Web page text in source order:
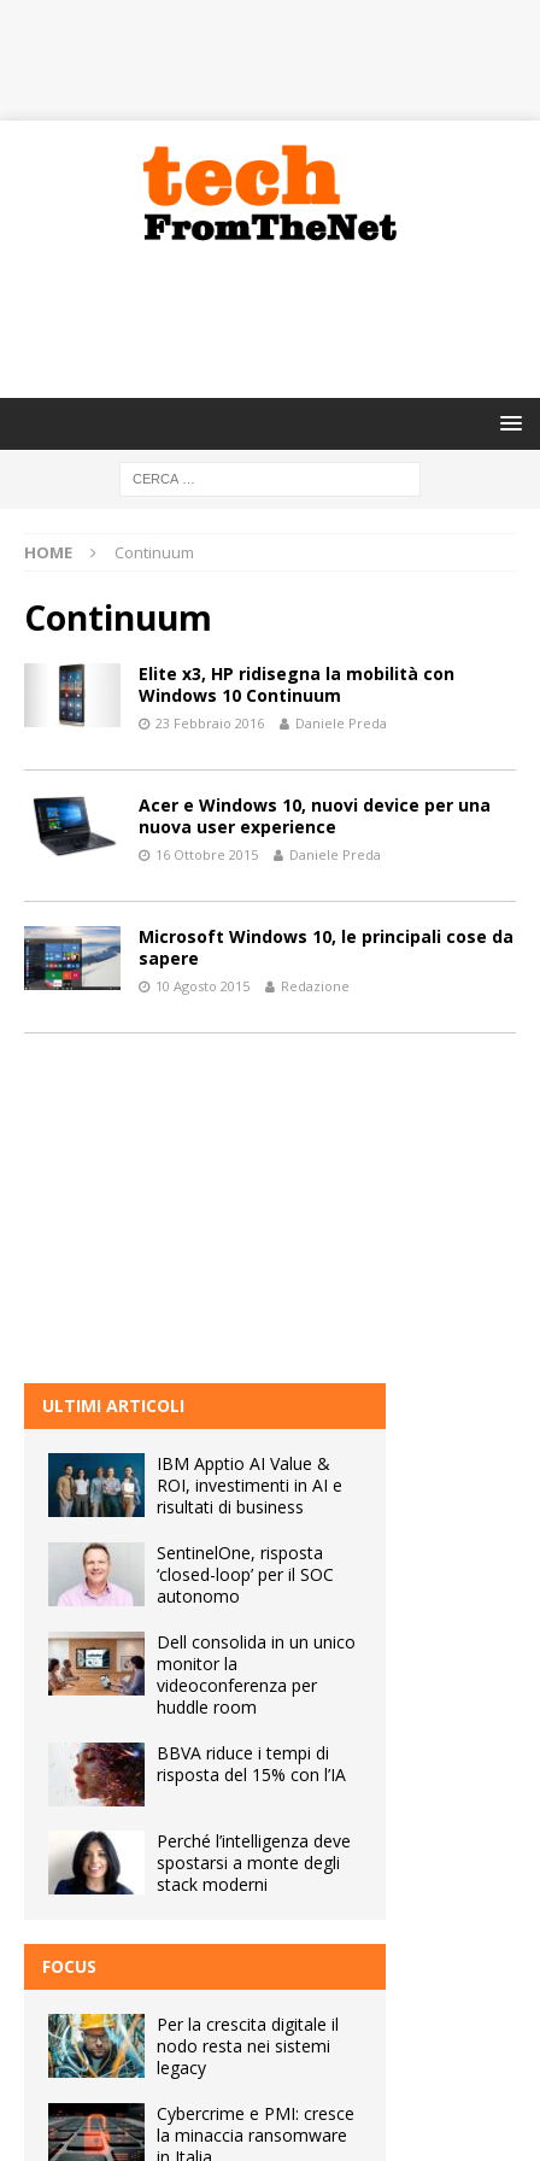
HOME Continuum
Continuum
Elite x3, HP ridisegna la mobilità con
Windows 10 Continuum
23 Febbraio 2016 Daniele Preda
Acer e Windows 10, nuovi device per una
nuova user experience
16 Ottobre 2015 Daniele Preda
Microsoft Windows 10, le principali cose da
sapere
10 Agosto 2015 Redazione
ULTIMI ARTICOLI
IBM Apptio AI Value &
ROI, investimenti in AI e
risultati di business
SentinelOne, risposta
‘closed-loop’ per il SOC
autonomo
Dell consolida in un unico
monitor la
videoconferenza per
huddle room
BBVA riduce i tempi di
risposta del 15% con l’IA
Perché l’intelligenza deve
spostarsi a monte degli
stack moderni
FOCUS
Per la crescita digitale il
nodo resta nei sistemi
legacy
Cybercrime e PMI: cresce
la minaccia ransomware